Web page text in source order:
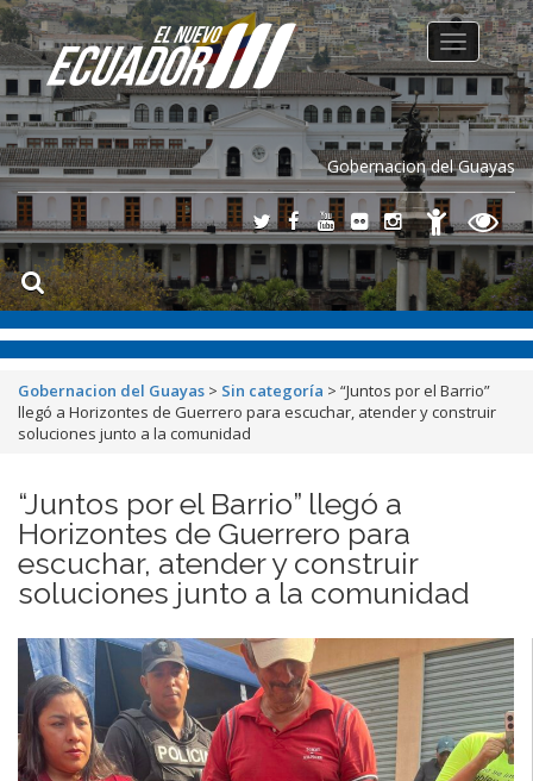
Gobernacion del Guayas
Toggle
navigation
Gobernacion del Guayas > Sin categoría > “Juntos por el Barrio”
llegó a Horizontes de Guerrero para escuchar, atender y construir
soluciones junto a la comunidad
“Juntos por el Barrio” llegó a
Horizontes de Guerrero para
escuchar, atender y construir
soluciones junto a la comunidad